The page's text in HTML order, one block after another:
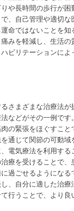
や長時間の歩行が困
、自己管理や適切
命ではないことを知
みを軽減し、生活
ビリテーションに
さまざまな治療法が
などがその一例で
の緊張をほぐすこと
通じて関節の可動
電気療法を利用する
療を受けることで
過ごせるようになる
、自分に適した治療
行うことで、より良